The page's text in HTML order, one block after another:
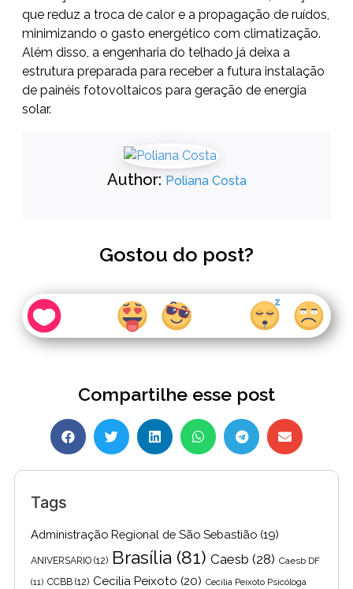
que reduz a troca de calor e a propagação de ruídos,
minimizando o gasto energético com climatização.
Além disso, a engenharia do telhado já deixa a
estrutura preparada para receber a futura instalação
de painéis fotovoltaicos para geração de energia
solar.
Author: Poliana Costa
Gostou do post?
Compartilhe esse post
Tags
Administração Regional de São Sebastião (19)
ANIVERSARIO (12) Brasília (81) Caesb (28) Caesb DF
(11) CCBB (12) Cecilia Peixoto (20) Cecília Peixoto Psicóloga